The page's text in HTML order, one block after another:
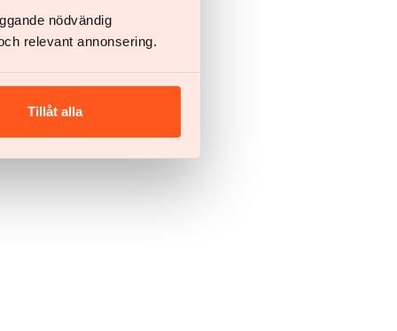
nödvändig
relevant annonsering.
Tillåt alla